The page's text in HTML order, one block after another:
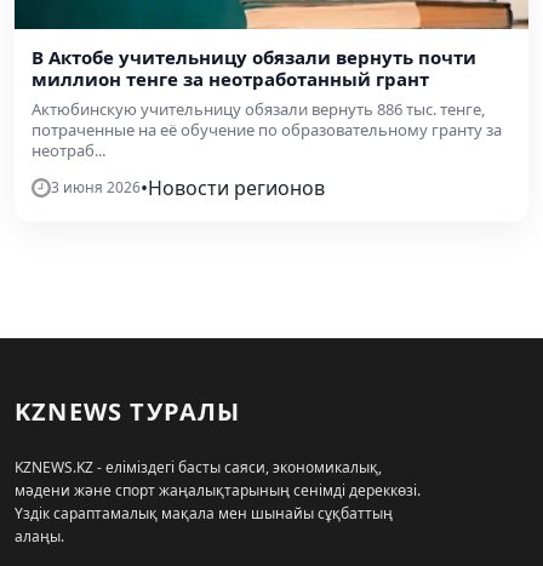
В Актобе учительницу обязали вернуть почти
миллион тенге за неотработанный грант
Актюбинскую учительницу обязали вернуть 886 тыс. тенге,
потраченные на её обучение по образовательному гранту за
неотраб...
3 июня 2026•Новости регионов
KZNEWS ТУРАЛЫ
KZNEWS.KZ - еліміздегі басты саяси, экономикалық,
мәдени және спорт жаңалықтарының сенімді дереккөзі.
Үздік сараптамалық мақала мен шынайы сұқбаттың
алаңы.